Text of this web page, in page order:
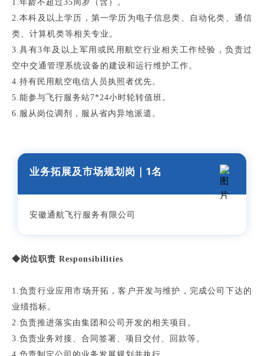
1.年龄不超过35周岁（含）。
2.本科及以上学历，第一学历为电子信息类、自动化类、通信
类、计算机类等相关专业。
3.具有3年及以上军用或民用航空行业相关工作经验，负责过
空中交通管理系统设备的建设和运行维护工作。
4.持有民用航空电信人员执照者优先。
5.能参与飞行服务站7*24小时轮转值班。
6.服从岗位调剂，服从省内异地派遣。
业务拓展及市场规划岗 ｜1名
安徽通航飞行服务有限公司
◆岗位职责 Responsibilities
1.负责行业应用市场开拓，客户开发与维护，完成公司下达的
业绩指标。
2.负责推进落实由集团和公司开发的相关项目。
3.负责业务对接、合同签署、项目交付、回款等。